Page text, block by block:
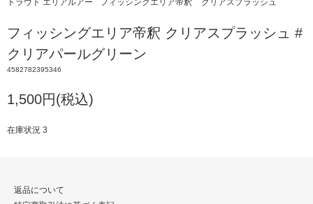
トラウト エリアルアー フィッシングエリア帝釈 クリアスプラッシュ
フィッシングエリア帝釈 クリアスプラッシュ #
クリアパールグリーン
4582782395346
1,500円(税込)
在庫状況 3
返品について